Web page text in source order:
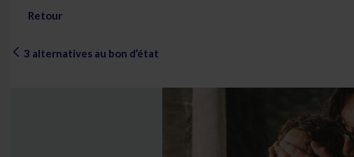
Retour
3 alternatives au bon d’état